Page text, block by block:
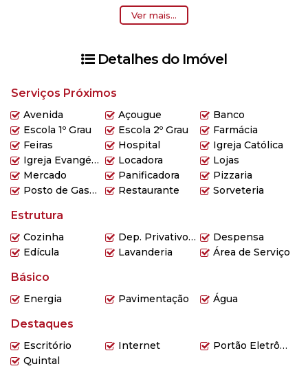
O imóvel é cercado por uma infraestrutura completa,
oferecendo fácil acesso a diversos serviços essenciais. Nas
Avenida
Banco
Cozinha
Dep. Privativo Subsolo
Despensa
Edícula
Energia
Escola 2º Grau
Escritório
Farmácia
Hospital
Igreja Católica
Internet
Não perca a chance de visitar este imóvel que pode ser o lar
dos seus sonhos. Entre em contato para agendar uma visita e
Ver mais...
Detalhes do Imóvel
Serviços Próximos
Avenida Açougue
Banco
Escola 1º Grau
Escola 2º Grau
Farmácia
Feiras
Hospital
Igreja Católica
Igreja Evangélica
Locadora
Lojas
Mercado
Panificadora
Pizzaria
Posto de Gasolina
Restaurante Sorveteria
Estrutura
Cozinha Dep. Privativo Subsolo
Despensa
Edícula
Lavanderia Área de Serviço
Básico
Energia Pavimentação Água
Destaques
Escritório Internet
Portão Eletrônico
Quintal